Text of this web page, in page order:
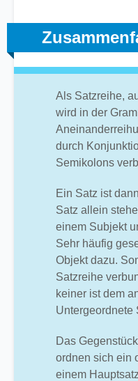
Als Satzreihe,
wird in der
durch
Semikolons
Ein Satz ist
Satz allein
einem Subjekt
Sehr häufig
Objekt dazu.
Satzreihe
keiner ist dem
Untergeordnete
Das
ordnen sich ein
einem